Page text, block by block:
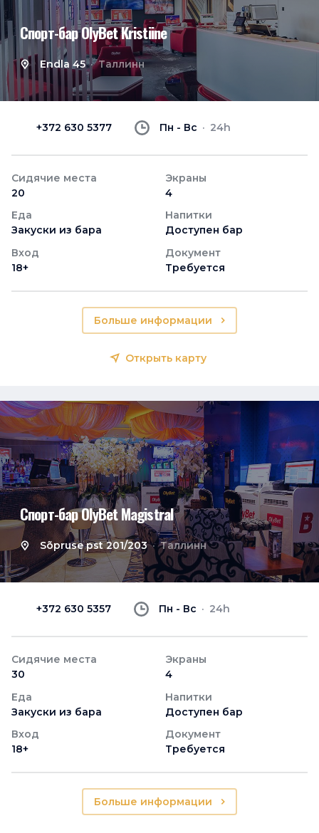
Спорт-бар OlyBet Kristiine
Endla 45 Таллинн
+372 630 5377 Пн - Вс 24h
Сидячие места
20
Экраны
4
Еда
Закуски из бара
Напитки
Доступен бар
Вход
18+
Документ
Требуется
Больше информации
Открыть карту
Спорт-бар OlyBet Magistral
Sõpruse pst 201/203 Таллинн
+372 630 5357 Пн - Вс 24h
Сидячие места
30
Экраны
4
Еда
Закуски из бара
Напитки
Доступен бар
Вход
18+
Документ
Требуется
Больше информации